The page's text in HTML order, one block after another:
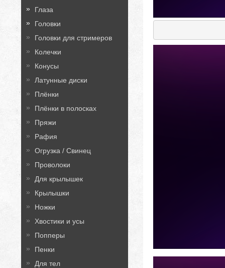
Глаза
Головки
Головки для стримеров
Колечки
Конусы
Латунные диски
Плёнки
Плёнки в полосках
Пряжи
Рафия
Огрузка / Свинец
Проволоки
Для крылышек
Крылышки
Ножки
Хвостики и усы
Попперы
Пенки
Для тел